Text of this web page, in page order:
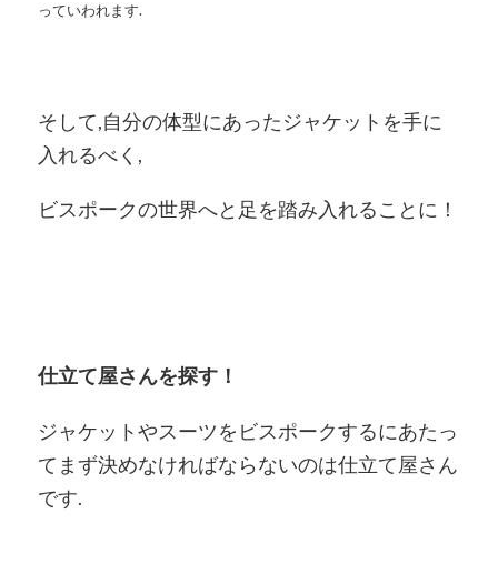
っていわれます.
そして,自分の体型にあったジャケットを手に
入れるべく,
ビスポークの世界へと足を踏み入れることに！
仕立て屋さんを探す！
ジャケットやスーツをビスポークするにあたっ
てまず決めなければならないのは仕立て屋さん
です.